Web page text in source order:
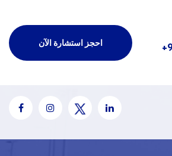
احجز استشارة الآن